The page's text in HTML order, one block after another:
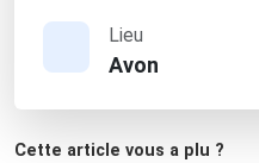
Lieu
Avon
Cette article vous a plu ?